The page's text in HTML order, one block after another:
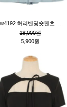
18,000원
5,900원